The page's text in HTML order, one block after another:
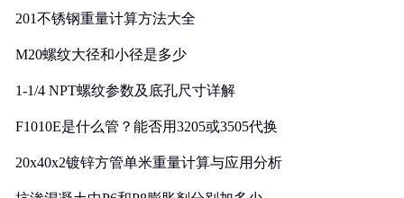
201不锈钢重量计算方法大全
M20螺纹大径和小径是多少
1-1/4 NPT螺纹参数及底孔尺寸详解
F1010E是什么管？能否用3205或3505代换
20x40x2镀锌方管单米重量计算与应用分析